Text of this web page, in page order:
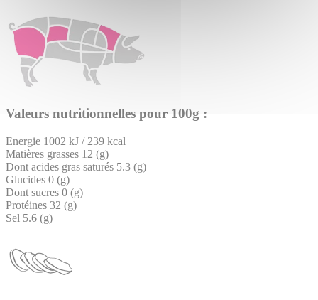
Valeurs nutritionnelles pour 100g :
Energie 1002 kJ / 239 kcal
Matières grasses 12 (g)
Dont acides gras saturés 5.3 (g)
Glucides 0 (g)
Dont sucres 0 (g)
Protéines 32 (g)
Sel 5.6 (g)